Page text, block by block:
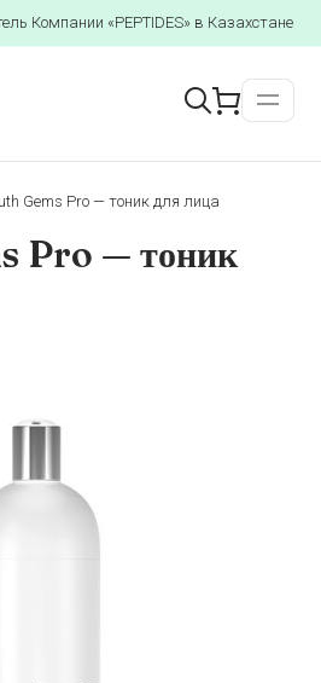
Компании «PEPTIDES» в Казахстане
Gems Pro — тоник для лица
Pro — тоник